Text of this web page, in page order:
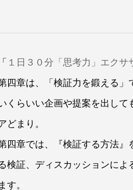
「 １日３０分「思考力」エクサ
四章は、「検証力を鍛える」
くらいい企画や提案を出し
どまり。
四章では、『検証する方法』
検証、ディスカッションに
ます。